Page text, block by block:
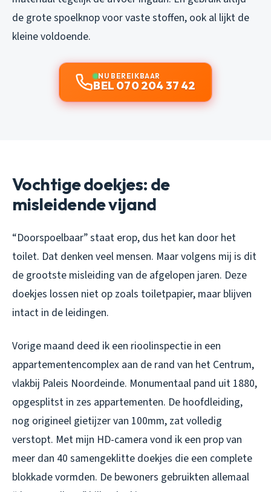
de grote spoelknop voor vaste stoffen, ook al lijkt de
kleine voldoende.
NU BEREIKBAAR
BEL 070 204 37 42
Vochtige doekjes: de
misleidende vijand
“Doorspoelbaar” staat erop, dus het kan door het
toilet. Dat denken veel mensen. Maar volgens mij is dit
de grootste misleiding van de afgelopen jaren. Deze
doekjes lossen niet op zoals toiletpapier, maar blijven
intact in de leidingen.
Vorige maand deed ik een rioolinspectie in een
appartementencomplex aan de rand van het Centrum,
vlakbij Paleis Noordeinde. Monumentaal pand uit 1880,
opgesplitst in zes appartementen. De hoofdleiding,
nog origineel gietijzer van 100mm, zat volledig
verstopt. Met mijn HD-camera vond ik een prop van
meer dan 40 samengeklitte doekjes die een complete
blokkade vormden. De bewoners gebruikten allemaal